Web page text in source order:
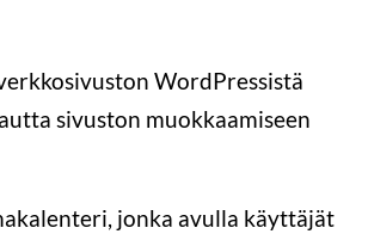
WordPressistä
sivuston muokkaamiseen
jonka avulla käyttäjät